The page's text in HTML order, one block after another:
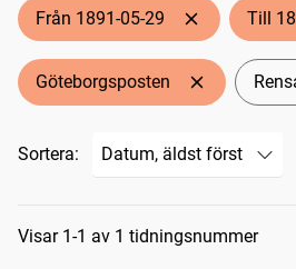
Från 1891-05-29 Till
Göteborgsposten
Sortera:
Sökresultat
Visar 1-1 av 1 tidningsnummer